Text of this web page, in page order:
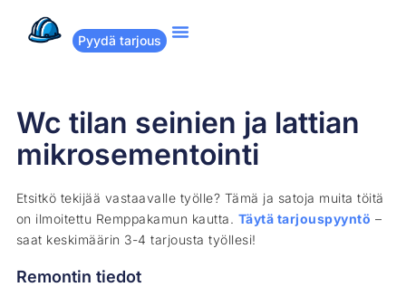
Pyydä tarjous
Wc tilan seinien ja lattian
mikrosementointi
Etsitkö tekijää vastaavalle työlle? Tämä ja satoja muita töitä
on ilmoitettu Remppakamun kautta. Täytä tarjouspyyntö –
saat keskimäärin 3-4 tarjousta työllesi!
Remontin tiedot